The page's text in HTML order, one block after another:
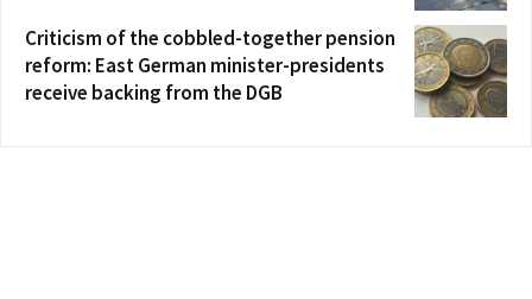
Criticism of the cobbled-together pension
reform: East German minister-presidents
receive backing from the DGB